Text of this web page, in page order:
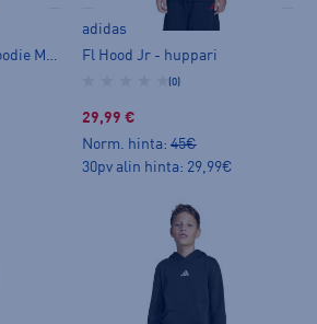
adidas
Fl Hood Jr - huppari
(0)
29,99 €
Norm. hinta: 45€
30pv alin hinta: 29,99€